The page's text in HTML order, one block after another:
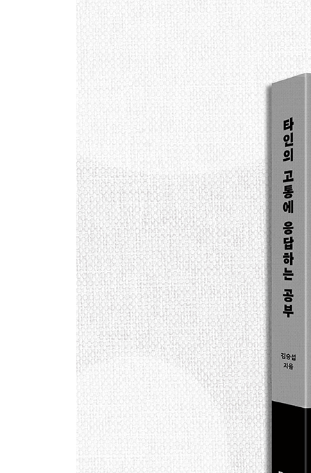
: 포괄적 차별금지법 단식농성 제정 활동가 미류,
차별에 침묵하는 정치 움직이려면
: 정치권의 ‘합리적 주장’을 데이터로 반박하는 경
근거의 부재인가, 의지의 부재인가
4. 우리의 삶은 당신의 상상보다 복잡하다
내 본질은 누구도 무엇도 바꿀 수 없어요
: 서지현 검사가 말하는 한국 사회 피해자의 ‘말하기’
피해자는 피해자답지 않다
: 고통의 개별성을 포착한 영화 「공동정범」의 김
헬렌 켈러의 빛과 그림자
: 오류와 모순을 품고 당대를 살아낸 한 인간과의
이것은 저의 싸움입니다
: 미래의 피해자들은 이길 수 있을까? 유희경 시인
주